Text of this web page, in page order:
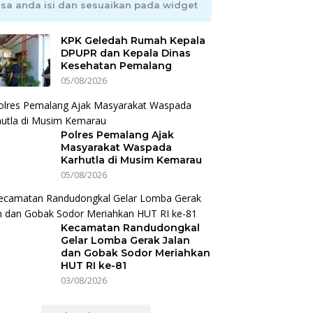
anda isi dan sesuaikan pada widget
KPK Geledah Rumah Kepala
DPUPR dan Kepala Dinas
Kesehatan Pemalang
05/08/2026
Polres Pemalang Ajak
Masyarakat Waspada
Karhutla di Musim Kemarau
05/08/2026
Kecamatan Randudongkal
Gelar Lomba Gerak Jalan
dan Gobak Sodor Meriahkan
HUT RI ke-81
03/08/2026